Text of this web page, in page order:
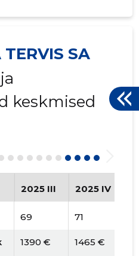
SA
keskmised
2025 III 2025 IV
69 71
1390 € 1465 €